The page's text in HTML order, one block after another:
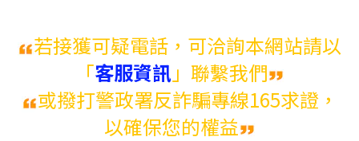
若接獲可疑電話，可洽詢本網站請以
「客服資訊 」聯繫我們
或撥打警政署反詐騙專線165求證，
以確保您的權益